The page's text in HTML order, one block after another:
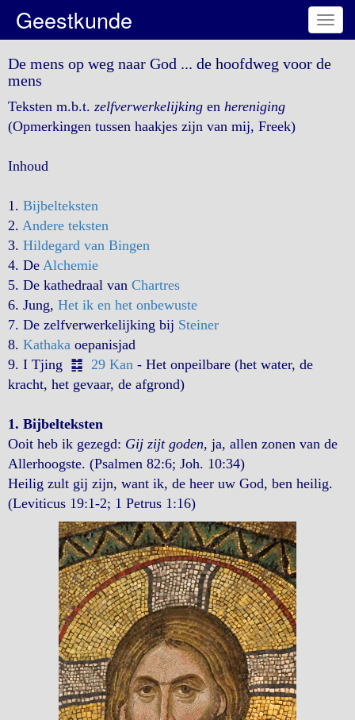
Geestkunde
De mens op weg naar God ... de hoofdweg voor de
mens
Teksten m.b.t. zelfverwerkelijking en hereniging
(Opmerkingen tussen haakjes zijn van mij, Freek)
Inhoud
1. Bijbelteksten
2. Andere teksten
3. Hildegard van Bingen
4. De Alchemie
5. De kathedraal van Chartres
6. Jung, Het ik en het onbewuste
7. De zelfverwerkelijking bij Steiner
8. Kathaka oepanisjad
9. I Tjing ䷜ 29 Kan - Het onpeilbare (het water, de
kracht, het gevaar, de afgrond)
1. Bijbelteksten
Ooit heb ik gezegd: Gij zijt goden, ja, allen zonen van de
Allerhoogste. (Psalmen 82:6; Joh. 10:34)
Heilig zult gij zijn, want ik, de heer uw God, ben heilig.
(Leviticus 19:1-2; 1 Petrus 1:16)